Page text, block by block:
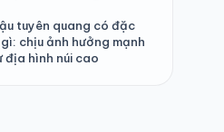
tuyên quang có đặc
chịu ảnh hưởng mạnh
địa hình núi cao